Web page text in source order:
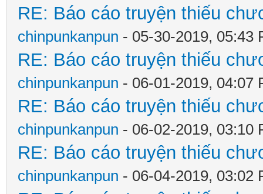
RE: Báo cáo truyện thiếu
chinpunkanpun - 05-30-2019, 05:43
RE: Báo cáo truyện thiếu
chinpunkanpun - 06-01-2019, 04:07
RE: Báo cáo truyện thiếu
chinpunkanpun - 06-02-2019, 03:10
RE: Báo cáo truyện thiếu
chinpunkanpun - 06-04-2019, 03:02